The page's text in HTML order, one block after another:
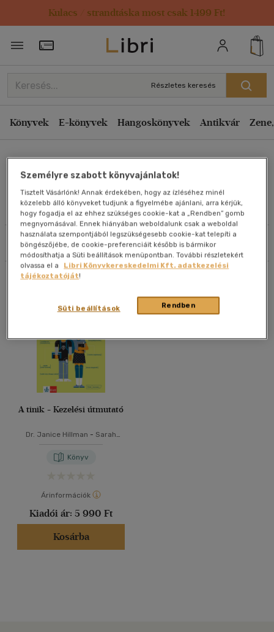
Kulacs / strandtáska most csak 1499 Ft!
Törzsvásárlói Kártya adatai
Részletes keresés
Könyvek E-könyvek Hangoskönyvek Antikvár
Sarah Jordan
Művei
Szűrés Rendezés
Rendezés
Kiadás éve szerint csökkenő
Ár szerint csökkenő
Eladott darabszám szerint csökkenő
Eladott darabszám szerint növekvő
Cím szerint A-Z
Szerző szerint A-Z
Megjelenítés
20 db / oldal
Alkalmaz
A tinik - Kezelési útmutató
Dr. Janice Hillman - Sarah
Könyv
Árinformációk
Kiadói ár: 5 990 Ft
Kosárba
Személyre szabott könyvajánlatok!
Tisztelt Vásárlónk! Annak érdekében, hogy az ízléséhez minél
közelebb álló könyveket tudjunk a figyelmébe ajánlani, arra kérjük,
hogy fogadja el az ehhez szükséges cookie-kat a „Rendben” gomb
megnyomásával. Ennek hiányában weboldalunk csak a weboldal
használata szempontjából legszükségesebb cookie-kat telepíti a
böngészőjébe, de cookie-preferenciáit később is bármikor
módosíthatja a Süti beállítások menüpontban. További részletekért
olvassa el a
Libri Könyvkereskedelmi Kft. adatkezelési
tájékoztatóját!
Rendben
Süti beállítások